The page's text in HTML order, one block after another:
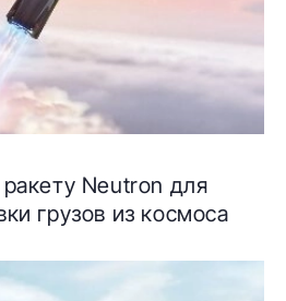
Neutron для
грузов из космоса